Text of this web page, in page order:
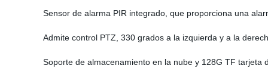
Sensor de alarma PIR integrado, que proporciona una
Admite control PTZ, 330 grados a la izquierda y a la
Soporte de almacenamiento en la nube y 128G TF tarjeta